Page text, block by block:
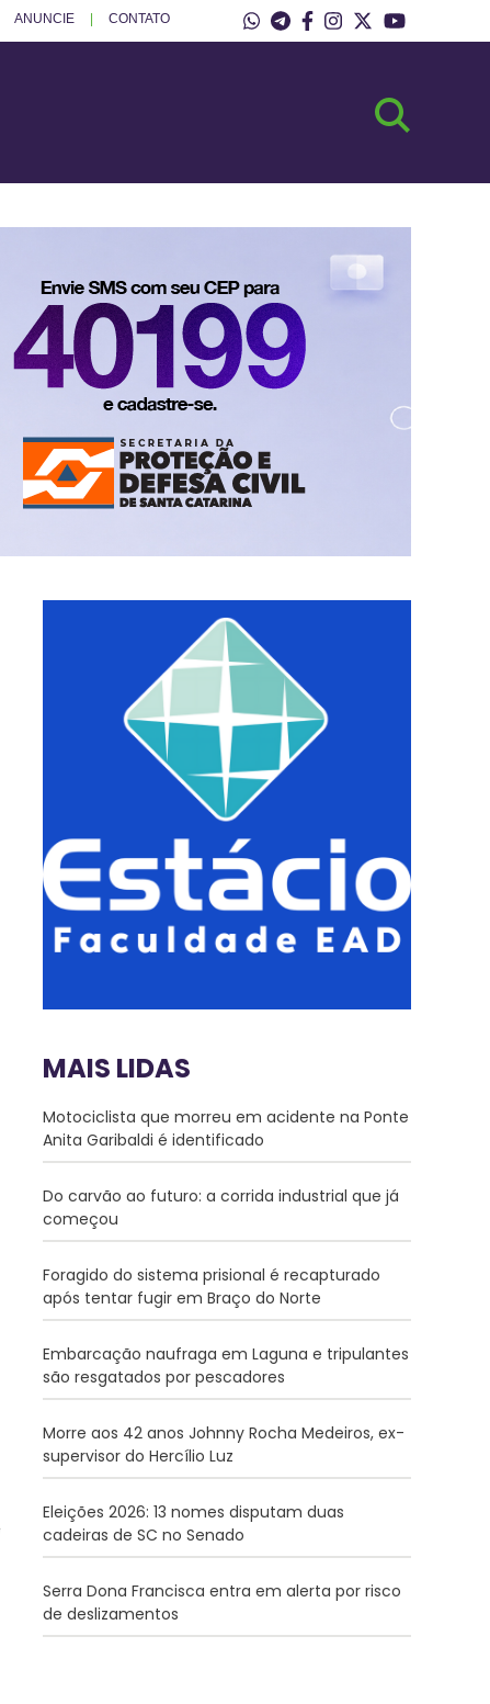
ANUNCIE CONTATO
MAIS LIDAS
Motociclista que morreu em acidente na Ponte
Anita Garibaldi é identificado
Do carvão ao futuro: a corrida industrial que já
começou
Foragido do sistema prisional é recapturado
após tentar fugir em Braço do Norte
Embarcação naufraga em Laguna e tripulantes
são resgatados por pescadores
Morre aos 42 anos Johnny Rocha Medeiros, ex-
supervisor do Hercílio Luz
Eleições 2026: 13 nomes disputam duas
cadeiras de SC no Senado
Serra Dona Francisca entra em alerta por risco
de deslizamentos